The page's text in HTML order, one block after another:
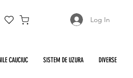
Log In
CAUCIUC SISTEM DE UZURA DIVERSE